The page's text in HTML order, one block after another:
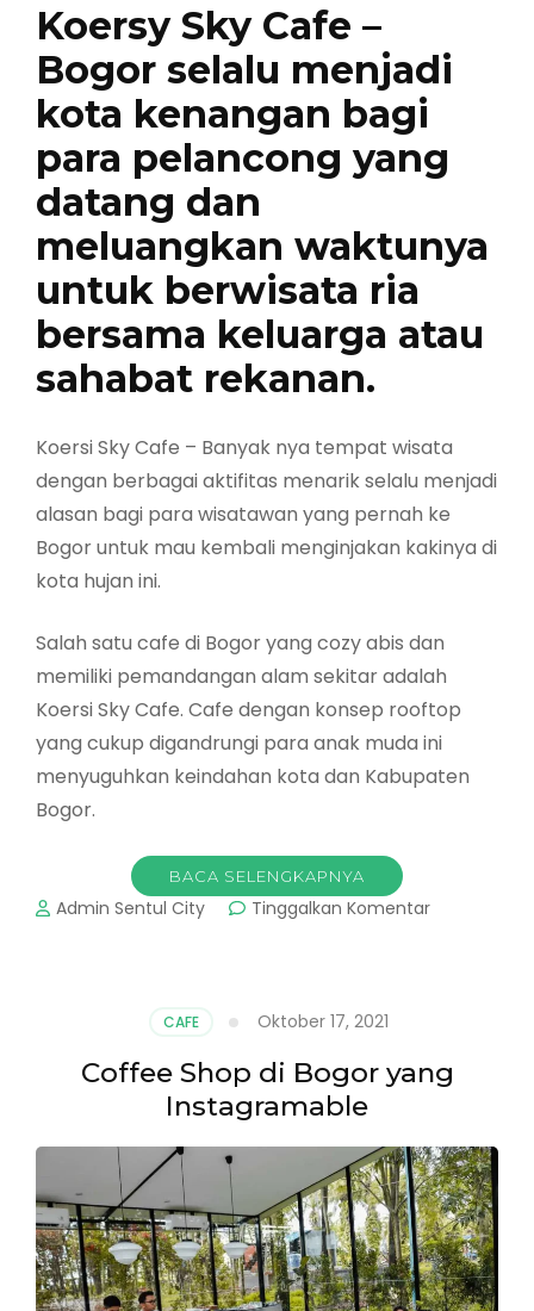
Koersy Sky Cafe –
Bogor selalu menjadi
kota kenangan bagi
para pelancong yang
datang dan
meluangkan waktunya
untuk berwisata ria
bersama keluarga atau
sahabat rekanan.
Koersi Sky Cafe – Banyak nya tempat wisata
dengan berbagai aktifitas menarik selalu menjadi
alasan bagi para wisatawan yang pernah ke
Bogor untuk mau kembali menginjakan kakinya di
kota hujan ini.
Salah satu cafe di Bogor yang cozy abis dan
memiliki pemandangan alam sekitar adalah
Koersi Sky Cafe. Cafe dengan konsep rooftop
yang cukup digandrungi para anak muda ini
menyuguhkan keindahan kota dan Kabupaten
Bogor.
BACA SELENGKAPNYA
Admin Sentul City Tinggalkan Komentarpada
CAFE Oktober 17, 2021
Coffee Shop di Bogor yang
Instagramable